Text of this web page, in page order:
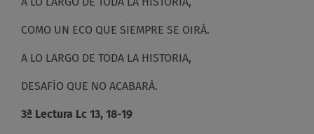
COMO UN ECO QUE SIEMPRE SE OIRÁ.
A LO LARGO DE TODA LA HISTORIA,
DESAFÍO QUE NO ACABARÁ.
3ª Lectura Lc 13, 18-19